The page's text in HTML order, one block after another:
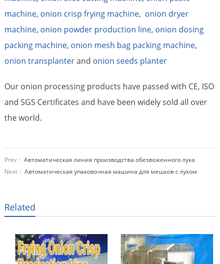
machine, onion crisp frying machine, onion dryer
machine, onion powder production line, onion dosing
packing machine, onion mesh bag packing machine,
onion transplanterand onion seeds planter
Our onion processing products have passed with CE, ISO
and SGS Certificates and have been widely sold all over
the world.
Prev： Автоматическая линия производства обезвоженного лука
Next： Автоматическая упаковочная машина для мешков с луком
Related